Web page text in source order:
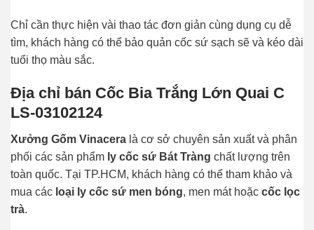
Chỉ cần thực hiện vài thao tác đơn giản cùng dụng cụ dễ
tìm, khách hàng có thể bảo quản cốc sứ sạch sẽ và kéo dài
tuổi thọ màu sắc.
Địa chỉ bán Cốc Bia Trắng Lớn Quai C
LS-03102124
Xưởng Gốm Vinacera là cơ sở chuyên sản xuất và phân
phối các sản phẩm ly cốc sứ Bát Tràng chất lượng trên
toàn quốc. Tại TP.HCM, khách hàng có thể tham khảo và
mua các loại ly cốc sứ men bóng, men mát hoặc cốc lọc
trà.